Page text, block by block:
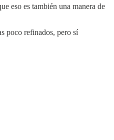
eso es también una manera de
poco refinados, pero sí